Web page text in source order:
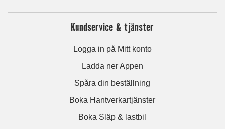
Kundservice & tjänster
Logga in på Mitt konto
Ladda ner Appen
Spåra din beställning
Boka Hantverkartjänster
Boka Släp & lastbil